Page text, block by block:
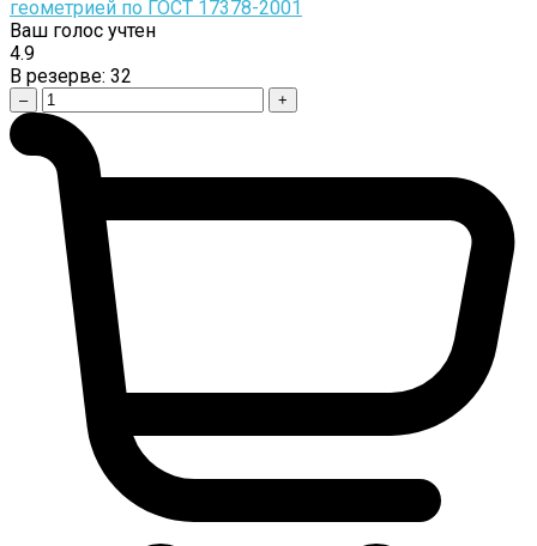
геометрией по ГОСТ 17378-2001
Ваш голос учтен
4.9
В резерве: 32
– +